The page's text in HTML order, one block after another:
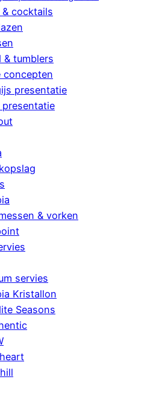
cocktails
& tumblers
concepten
presentatie
presentatie
& vorken
servies
Kristallon
Seasons